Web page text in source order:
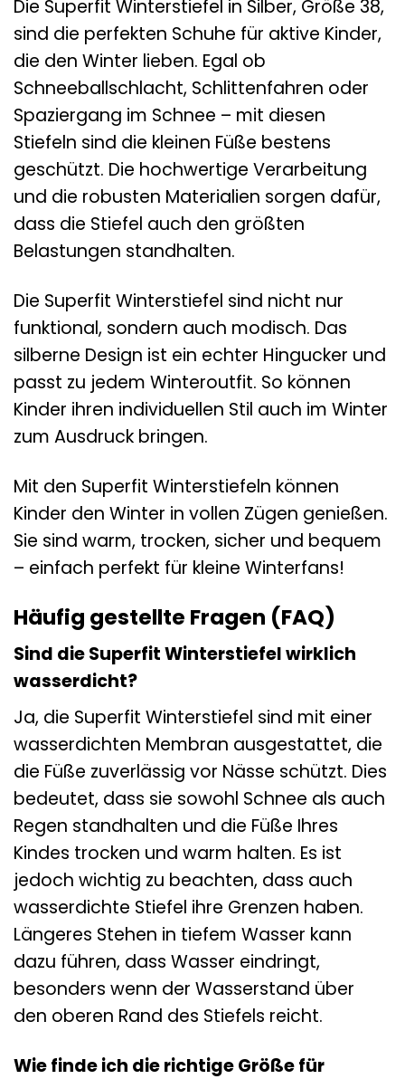
Die Superfit Winterstiefel in Silber, Größe 38,
sind die perfekten Schuhe für aktive Kinder,
die den Winter lieben. Egal ob
Schneeballschlacht, Schlittenfahren oder
Spaziergang im Schnee – mit diesen
Stiefeln sind die kleinen Füße bestens
geschützt. Die hochwertige Verarbeitung
und die robusten Materialien sorgen dafür,
dass die Stiefel auch den größten
Belastungen standhalten.
Die Superfit Winterstiefel sind nicht nur
funktional, sondern auch modisch. Das
silberne Design ist ein echter Hingucker und
passt zu jedem Winteroutfit. So können
Kinder ihren individuellen Stil auch im Winter
zum Ausdruck bringen.
Mit den Superfit Winterstiefeln können
Kinder den Winter in vollen Zügen genießen.
Sie sind warm, trocken, sicher und bequem
– einfach perfekt für kleine Winterfans!
Häufig gestellte Fragen (FAQ)
Sind die Superfit Winterstiefel wirklich
wasserdicht?
Ja, die Superfit Winterstiefel sind mit einer
wasserdichten Membran ausgestattet, die
die Füße zuverlässig vor Nässe schützt. Dies
bedeutet, dass sie sowohl Schnee als auch
Regen standhalten und die Füße Ihres
Kindes trocken und warm halten. Es ist
jedoch wichtig zu beachten, dass auch
wasserdichte Stiefel ihre Grenzen haben.
Längeres Stehen in tiefem Wasser kann
dazu führen, dass Wasser eindringt,
besonders wenn der Wasserstand über
den oberen Rand des Stiefels reicht.
Wie finde ich die richtige Größe für